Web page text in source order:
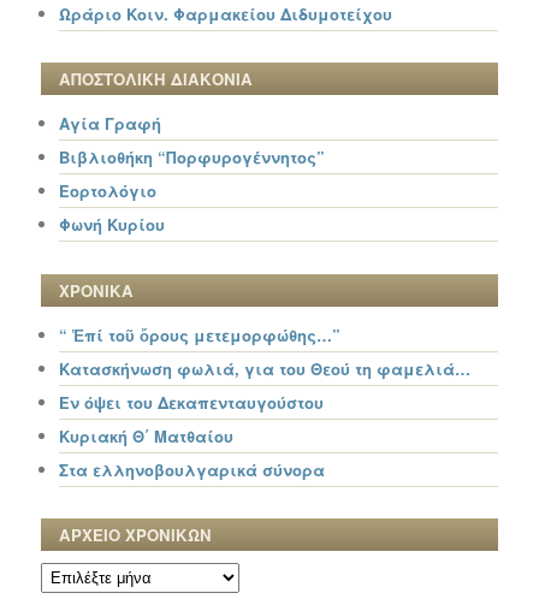
Ωράριο Κοιν. Φαρμακείου Διδυμοτείχου
ΑΠΟΣΤΟΛΙΚΗ ΔΙΑΚΟΝΙΑ
Αγία Γραφή
Βιβλιοθήκη “Πορφυρογέννητος”
Εορτολόγιο
Φωνή Κυρίου
ΧΡΟΝΙΚΑ
“ Ἐπί τοῦ ὄρους μετεμορφώθης…”
Κατασκήνωση φωλιά, για του Θεού τη φαμελιά…
Εν όψει του Δεκαπενταυγούστου
Κυριακή Θ΄ Ματθαίου
Στα ελληνοβουλγαρικά σύνορα
ΑΡΧΕΙΟ ΧΡΟΝΙΚΩΝ
ΑΡΧΕΙΟ